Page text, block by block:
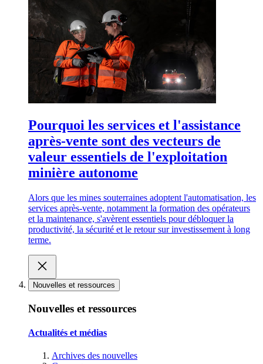
Pourquoi les services et l'assistance
après-vente sont des vecteurs de
valeur essentiels de l'exploitation
minière autonome
Alors que les mines souterraines adoptent l'automatisation, les
services après-vente, notamment la formation des opérateurs
et la maintenance, s'avèrent essentiels pour débloquer la
productivité, la sécurité et le retour sur investissement à long
terme.
Nouvelles et ressources
Nouvelles et ressources
Actualités et médias
Archives des nouvelles